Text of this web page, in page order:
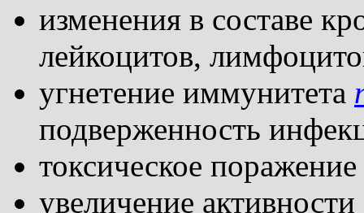
изменения в составе
лейкоцитов,
угнетение иммунитета
подверженность
токсическое
увеличение